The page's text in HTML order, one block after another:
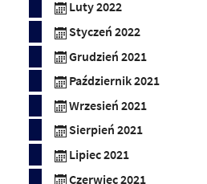
Luty 2022
Styczeń 2022
Grudzień 2021
Październik 2021
Wrzesień 2021
Sierpień 2021
Lipiec 2021
Czerwiec 2021